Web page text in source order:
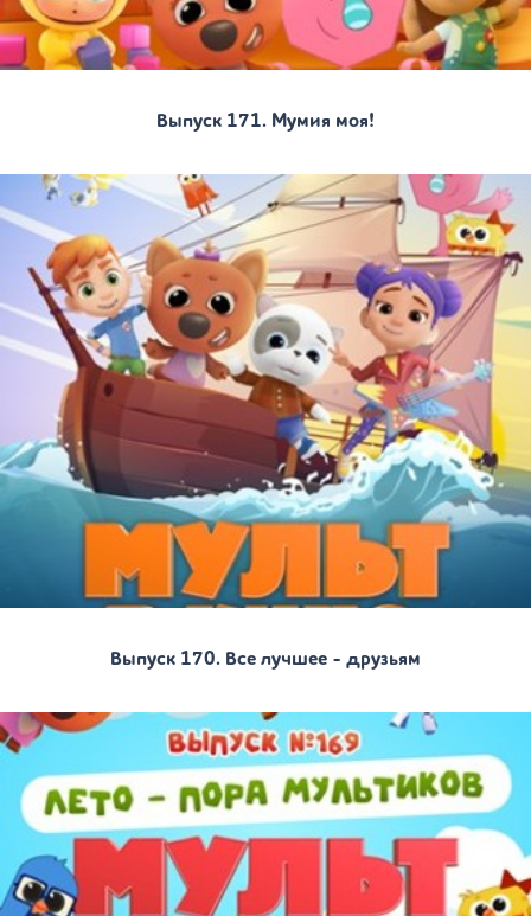
Выпуск 171. Мумия моя!
Выпуск 170. Все лучшее - друзьям